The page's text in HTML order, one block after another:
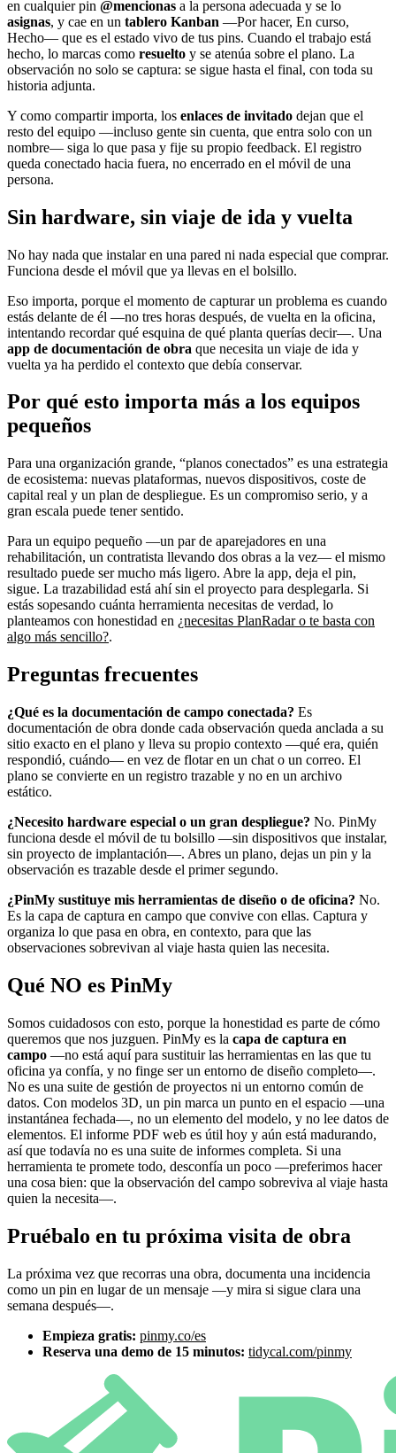
en cualquier pin @mencionas a la persona adecuada y se lo
asignas, y cae en un tablero Kanban —Por hacer, En curso,
Hecho— que es el estado vivo de tus pins. Cuando el trabajo está
hecho, lo marcas como resuelto y se atenúa sobre el plano. La
observación no solo se captura: se sigue hasta el final, con toda su
historia adjunta.
Y como compartir importa, los enlaces de invitado dejan que el
resto del equipo —incluso gente sin cuenta, que entra solo con un
nombre— siga lo que pasa y fije su propio feedback. El registro
queda conectado hacia fuera, no encerrado en el móvil de una
persona.
Sin hardware, sin viaje de ida y vuelta
No hay nada que instalar en una pared ni nada especial que comprar.
Funciona desde el móvil que ya llevas en el bolsillo.
Eso importa, porque el momento de capturar un problema es cuando
estás delante de él —no tres horas después, de vuelta en la oficina,
intentando recordar qué esquina de qué planta querías decir—. Una
app de documentación de obra que necesita un viaje de ida y
vuelta ya ha perdido el contexto que debía conservar.
Por qué esto importa más a los equipos
pequeños
Para una organización grande, “planos conectados” es una estrategia
de ecosistema: nuevas plataformas, nuevos dispositivos, coste de
capital real y un plan de despliegue. Es un compromiso serio, y a
gran escala puede tener sentido.
Para un equipo pequeño —un par de aparejadores en una
rehabilitación, un contratista llevando dos obras a la vez— el mismo
resultado puede ser mucho más ligero. Abre la app, deja el pin,
sigue. La trazabilidad está ahí sin el proyecto para desplegarla. Si
estás sopesando cuánta herramienta necesitas de verdad, lo
planteamos con honestidad en ¿necesitas PlanRadar o te basta con
algo más sencillo?.
Preguntas frecuentes
¿Qué es la documentación de campo conectada? Es
documentación de obra donde cada observación queda anclada a su
sitio exacto en el plano y lleva su propio contexto —qué era, quién
respondió, cuándo— en vez de flotar en un chat o un correo. El
plano se convierte en un registro trazable y no en un archivo
estático.
¿Necesito hardware especial o un gran despliegue? No. PinMy
funciona desde el móvil de tu bolsillo —sin dispositivos que instalar,
sin proyecto de implantación—. Abres un plano, dejas un pin y la
observación es trazable desde el primer segundo.
¿PinMy sustituye mis herramientas de diseño o de oficina? No.
Es la capa de captura en campo que convive con ellas. Captura y
organiza lo que pasa en obra, en contexto, para que las
observaciones sobrevivan al viaje hasta quien las necesita.
Qué NO es PinMy
Somos cuidadosos con esto, porque la honestidad es parte de cómo
queremos que nos juzguen. PinMy es la capa de captura en
campo —no está aquí para sustituir las herramientas en las que tu
oficina ya confía, y no finge ser un entorno de diseño completo—.
No es una suite de gestión de proyectos ni un entorno común de
datos. Con modelos 3D, un pin marca un punto en el espacio —una
instantánea fechada—, no un elemento del modelo, y no lee datos de
elementos. El informe PDF web es útil hoy y aún está madurando,
así que todavía no es una suite de informes completa. Si una
herramienta te promete todo, desconfía un poco —preferimos hacer
una cosa bien: que la observación del campo sobreviva al viaje hasta
quien la necesita—.
Pruébalo en tu próxima visita de obra
La próxima vez que recorras una obra, documenta una incidencia
como un pin en lugar de un mensaje —y mira si sigue clara una
semana después—.
Empieza gratis: pinmy.co/es
Reserva una demo de 15 minutos: tidycal.com/pinmy